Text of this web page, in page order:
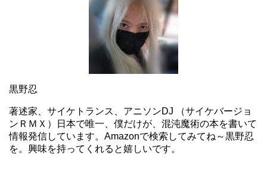
黒野忍
著述家、サイケトランス、アニソンDJ （サイケバージョ
ンＲＭＸ）日本で唯一、僕だけが、混沌魔術の本を書いて
情報発信しています。Amazonで検索してみてね～黒野忍
を。興味を持ってくれると嬉しいです。